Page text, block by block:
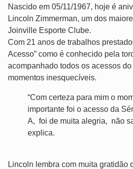
Nascido em 05/11/1967, hoje é
Lincoln Zimmerman, um dos
Joinville Esporte Clube.
Com 21 anos de trabalhos
Acesso” como é conhecido pela
acompanhado todos os acessos
momentos inesquecíveis.
“Com certeza para mim o
importante foi o acesso da
A, foi de muita alegria, não
explica.
Lincoln lembra com muita gratidão